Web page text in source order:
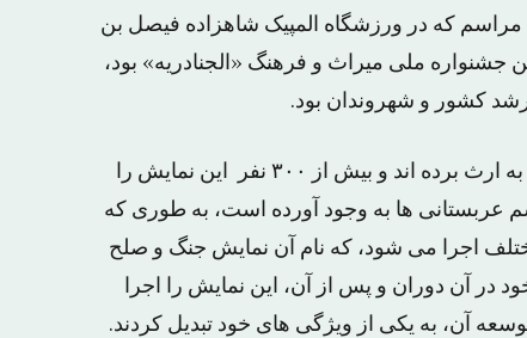
که در ورزشگاه المپیک شاهزاده فیصل بن
ملی میراث و فرهنگ «الجنادریه» بود،
کشور و شهروندان بود.
عربستانی ها، نمایش عربستان را از پدران و نیاکان خود به ارث برده اند و بیش از ۳۰۰ نفر این نمایش را
عربستانی ها به وجود آورده است، به طوری که
اجرا می شود، که نام آن نمایش جنگ و صلح
آن دوران و پس از آن، این نمایش را اجرا
آن، به یکی از ویژگی های خود تبدیل کردند.